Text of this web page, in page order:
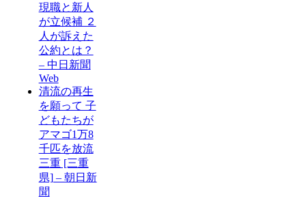
現職と新人
が立候補 ２
人が訴えた
公約とは？
– 中日新聞
Web
清流の再生
を願って 子
どもたちが
アマゴ1万8
千匹を放流
三重 [三重
県] – 朝日新
聞